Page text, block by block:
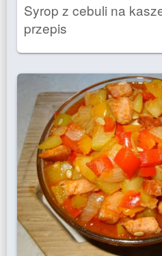
Syrop z cebuli na
przepis